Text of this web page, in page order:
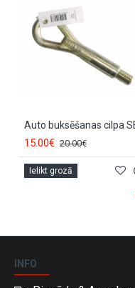
15.00€ 20.00€
Ielikt grozā
INFO